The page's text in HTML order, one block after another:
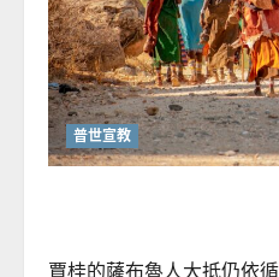
普世宣教
賈桂的薩布魯人大抵仍依